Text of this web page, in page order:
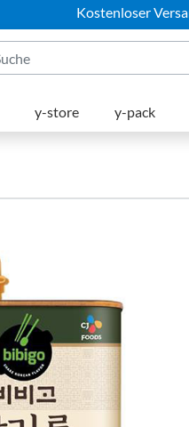
Kostenloser
y-store y-pack